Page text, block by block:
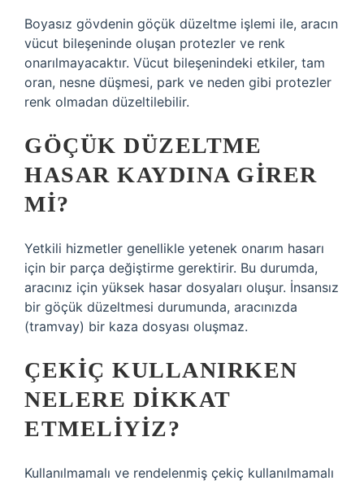
Boyasız gövdenin göçük düzeltme işlemi ile, aracın
vücut bileşeninde oluşan protezler ve renk
onarılmayacaktır. Vücut bileşenindeki etkiler, tam
oran, nesne düşmesi, park ve neden gibi protezler
renk olmadan düzeltilebilir.
GÖÇÜK DÜZELTME
HASAR KAYDINA GIRER
MI?
Yetkili hizmetler genellikle yetenek onarım hasarı
için bir parça değiştirme gerektirir. Bu durumda,
aracınız için yüksek hasar dosyaları oluşur. İnsansız
bir göçük düzeltmesi durumunda, aracınızda
(tramvay) bir kaza dosyası oluşmaz.
ÇEKIÇ KULLANIRKEN
NELERE DIKKAT
ETMELIYIZ?
Kullanılmamalı ve rendelenmiş çekiç kullanılmamalı